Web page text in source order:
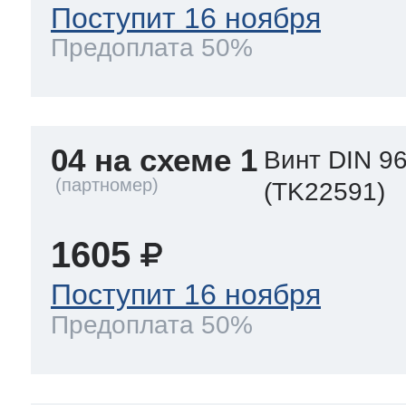
Поступит 16 ноября
Предоплата 50%
04 на схеме 1 Винт DIN
(TK22591)
1605
Поступит 16 ноября
Предоплата 50%